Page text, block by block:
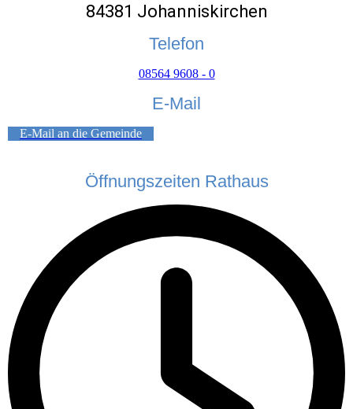
84381 Johanniskirchen
Telefon
08564 9608 - 0
E-Mail
E-Mail an die Gemeinde
Öffnungszeiten Rathaus